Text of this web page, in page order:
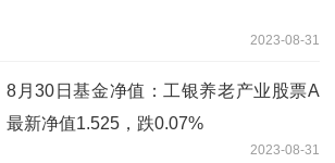
2023-08-31
8月30日基金净值：工银养老产业股票A
最新净值1.525，跌0.07%
2023-08-31